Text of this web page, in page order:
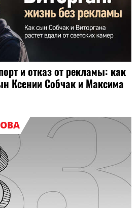
и отказ от рекламы: как
Ксении Собчак и Максима